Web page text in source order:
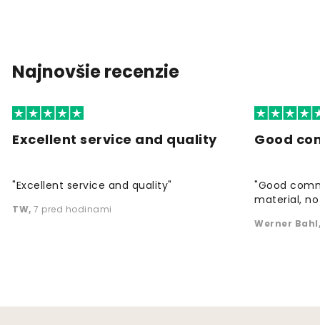
Najnovšie recenzie
Excellent service and quality
"Excellent service and quality"
TW, 7 pred hodinami
Good
"Good
material,
Werner Bahl